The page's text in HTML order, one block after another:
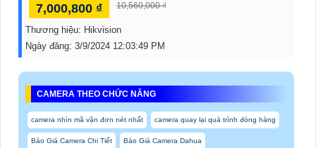
7,000,800 ₫ 10,560,000 ₫
Thương hiệu: Hikvision
Ngày đăng: 3/9/2024 12:03:49 PM
CAMERA THEO CHỨC NĂNG
camera nhìn mã vận đơn nét nhất camera quay lại quá trình đóng hàng
Báo Giá Camera Chi Tiết Báo Giá Camera Dahua